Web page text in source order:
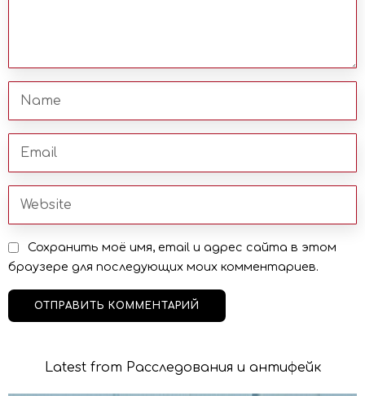
Сохранить моё имя, email и адрес сайта в этом
браузере для последующих моих комментариев.
Latest from Расследования и антифейк